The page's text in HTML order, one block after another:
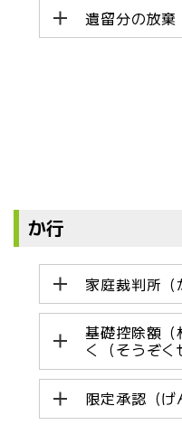
遺留分の放棄
か行
家庭裁判所（
基礎控除額
く（そうぞく
限定承認（げ